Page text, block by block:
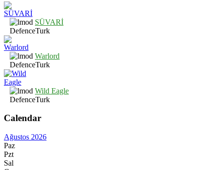
SÜVARİ
DefenceTurk
Warlord
DefenceTurk
Wild Eagle
DefenceTurk
Calendar
Ağustos 2026
Paz
Pzt
Sal